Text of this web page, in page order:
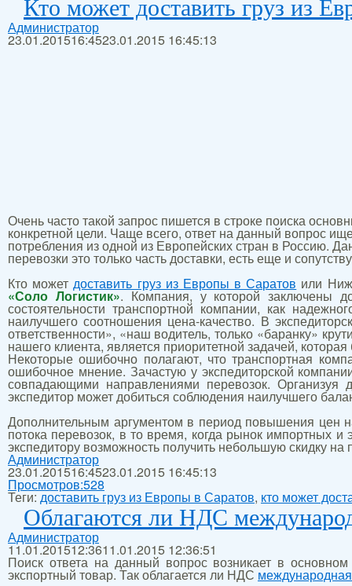
Кто может доставить груз из
Администратор
23.01.201516:4523.01.2015 16:45:13
Очень часто такой запрос пишется в строке поиска
конкретной цели. Чаще всего, ответ на данный вопрос
потребления из одной из Европейских стран в Россию.
перевозки это только часть доставки, есть еще и
Кто можетдоставить груз из Европы в Саратов или
«Соло Логистик». Компания, у которой заключены
состоятельности транспортной компании, как
наилучшего соотношения цена-качество. В
ответственности», «наш водитель, только «баранку»
нашего клиента, является приоритетной задачей,
Некоторые ошибочно полагают, что транспортная
ошибочное мнение. Зачастую у экспедиторской
совпадающими направлениями перевозок. Организуя
экспедитор может добиться соблюдения наилучшего
Дополнительным аргументом в период повышения цен
потока перевозок, в то время, когда рынок импортных и
экспедитору возможность получить небольшую скидку
Администратор
23.01.201516:4523.01.2015 16:45:13
Просмотров:528
Теги:доставить груз из Европы в Саратов, кто может
Облагаются ли НДС
Администратор
11.01.201512:3611.01.2015 12:36:51
Поиск ответа на данный вопрос возникает в
экспортный товар. Так облагается ли НДС